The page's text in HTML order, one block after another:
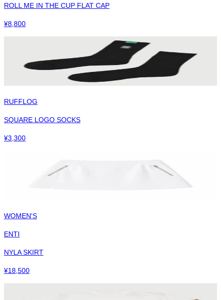
ROLL ME IN THE CUP FLAT CAP
¥8,800
RUFFLOG
SQUARE LOGO SOCKS
¥3,300
WOMEN'S
ENTI
NYLA SKIRT
¥18,500